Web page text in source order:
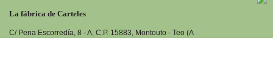
La fábrica de Carteles
C/ Pena Escorredía, 8 - A, C.P. 15883, Montouto - Teo (A